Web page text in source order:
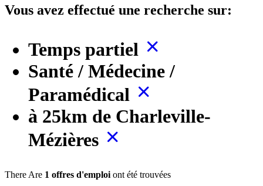
Vous avez effectué une recherche sur:
Temps partiel
Santé / Médecine /
Paramédical
à 25km de Charleville-
Mézières
There Are 1 offres d'emploi ont été trouvées